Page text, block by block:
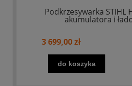
Podkrzesywarka STIHL
akumulatora i
3 699,00 zł
do koszyka